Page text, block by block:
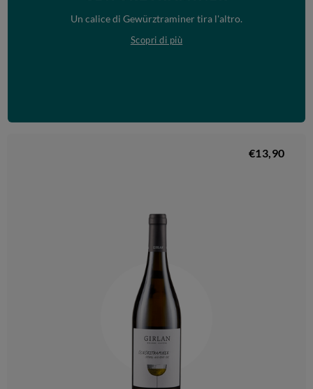
Un calice di Gewürztraminer tira l'altro.
Scopri di più
€13,90